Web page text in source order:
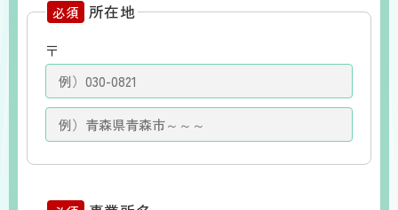
必須 所在地
〒